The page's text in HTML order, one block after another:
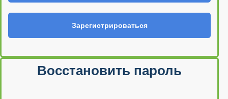
Зарегистрироваться
Восстановить пароль